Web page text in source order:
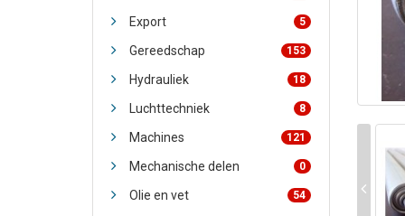
Export 5
Gereedschap 153
Hydrauliek 18
Luchttechniek 8
Machines 121
Mechanische delen 0
Olie en vet 54